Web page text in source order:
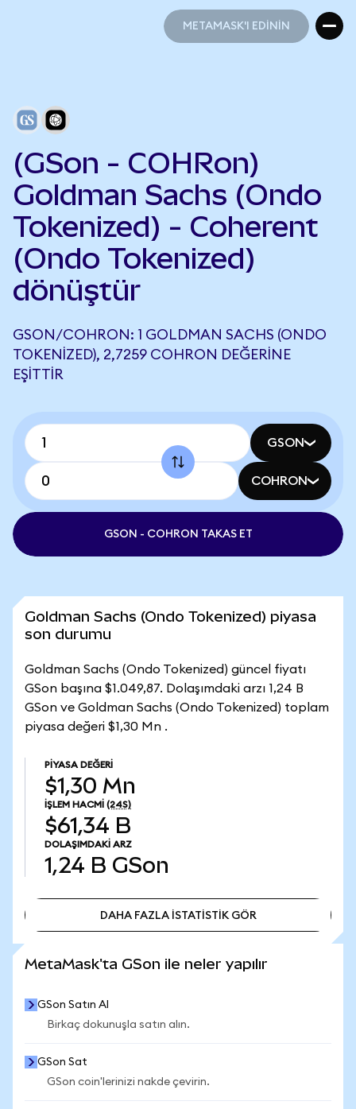
METAMASK'I EDİNİN
(GSon - COHRon)
Goldman Sachs (Ondo
Tokenized) - Coherent
(Ondo Tokenized)
dönüştür
GSON/COHRON: 1 GOLDMAN SACHS (ONDO
TOKENIZED), 2,7259 COHRON DEĞERINE
EŞITTIR
GSON
COHRON
GSON - COHRON TAKAS ET
Goldman Sachs (Ondo Tokenized) piyasa
son durumu
Goldman Sachs (Ondo Tokenized) güncel fiyatı
GSon başına $1.049,87. Dolaşımdaki arzı 1,24 B
GSon ve Goldman Sachs (Ondo Tokenized) toplam
piyasa değeri $1,30 Mn .
PIYASA DEĞERI
$1,30 Mn
İŞLEM HACMI (24S)
$61,34 B
DOLAŞIMDAKI ARZ
1,24 B GSon
DAHA FAZLA İSTATİSTİK GÖR
MetaMask'ta GSon ile neler yapılır
GSon Satın Al
Birkaç dokunuşla satın alın.
GSon Sat
GSon coin'lerinizi nakde çevirin.